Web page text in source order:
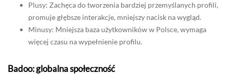
Plusy: Zachęca do tworzenia bardziej przemyślanych profili,
promuje głębsze interakcje, mniejszy nacisk na wygląd.
Minusy: Mniejsza baza użytkowników w Polsce, wymaga
więcej czasu na wypełnienie profilu.
Badoo: globalna społeczność